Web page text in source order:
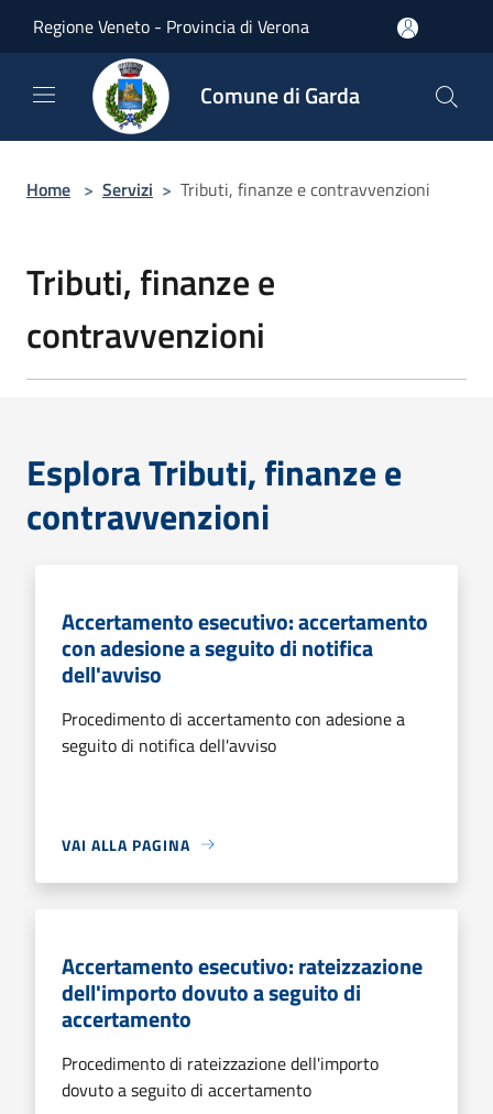
Regione Veneto - Provincia di Verona
Comune di Garda
Home > Servizi > Tributi, finanze e contravvenzioni
Tributi, finanze e
contravvenzioni
Esplora Tributi, finanze e
contravvenzioni
Accertamento esecutivo: accertamento
con adesione a seguito di notifica
dell'avviso
Procedimento di accertamento con adesione a
seguito di notifica dell'avviso
VAI ALLA PAGINA
Accertamento esecutivo: rateizzazione
dell'importo dovuto a seguito di
accertamento
Procedimento di rateizzazione dell'importo
dovuto a seguito di accertamento